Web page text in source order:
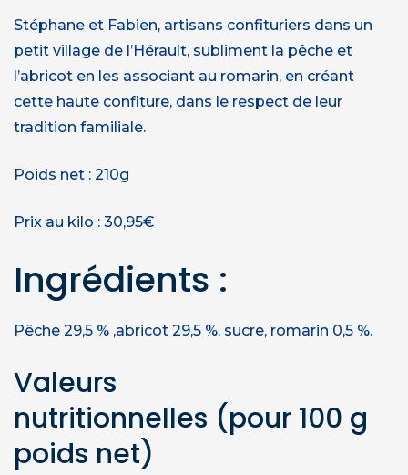
Stéphane et Fabien, artisans confituriers dans un
petit village de l’Hérault, subliment la pêche et
l’abricot en les associant au romarin, en créant
cette haute confiture, dans le respect de leur
tradition familiale.
Poids net : 210g
Prix au kilo : 30,95€
Ingrédients :
Pêche 29,5 % ,abricot 29,5 %, sucre, romarin 0,5 %.
Valeurs
nutritionnelles (pour 100 g
poids net)